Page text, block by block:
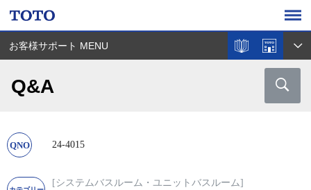
お客様サポート MENU
Q&A
24-4015
[システムバスルーム・ユニットバスルーム]